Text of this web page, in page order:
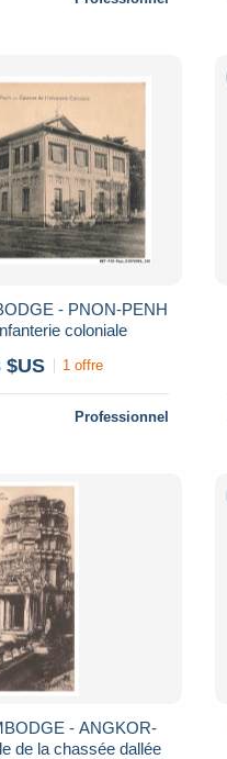
- PNON-PENH
coloniale
$US 1 offre
Professionnel
- ANGKOR-
de la chassée dallée